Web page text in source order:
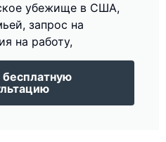
убежище в США,
запрос на
на работу,
бесплатную